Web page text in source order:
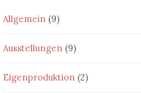
Allgemein (9)
Ausstellungen (9)
Eigenproduktion (2)